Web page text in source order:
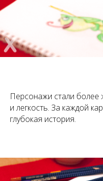
Персонажи стали
и легкость. За каждой
глубокая история.